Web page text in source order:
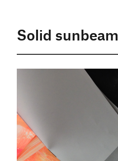
Solid sunbeam